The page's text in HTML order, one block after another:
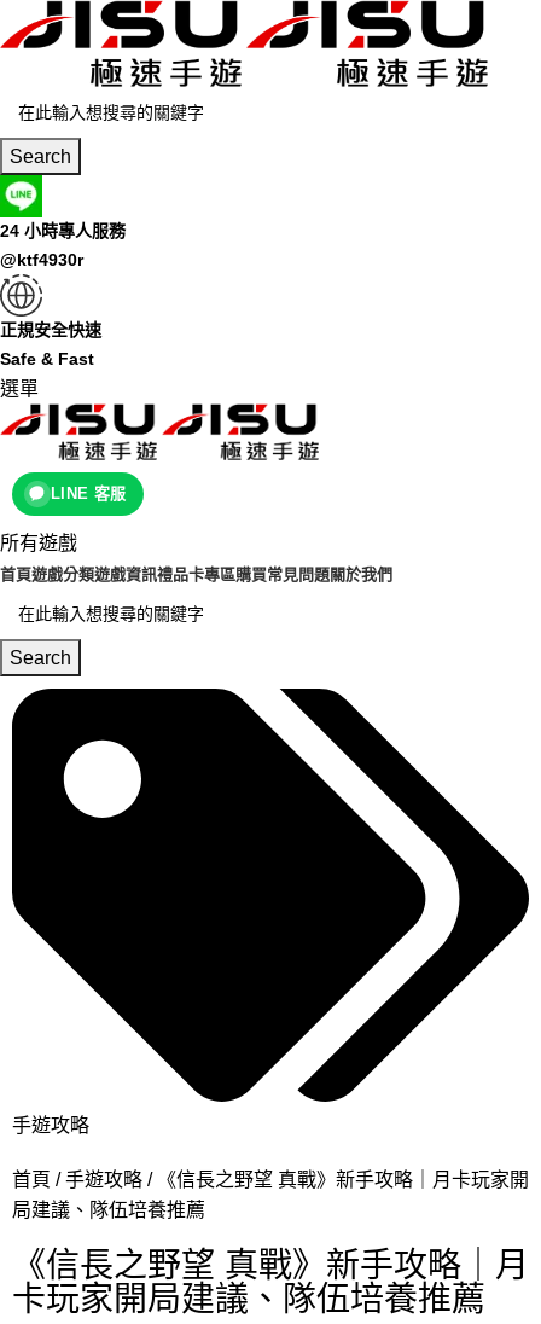
Search
24 小時專人服務
@ktf4930r
正規安全快速
Safe & Fast
選單
LINE 客服
所有遊戲
首頁遊戲分類遊戲資訊禮品卡專區購買常見問題關於我們
Search
手遊攻略
首頁 手遊攻略
《信長之野望 真戰》新手攻略｜月卡玩家開
局建議、隊伍培養推薦
《信長之野望 真戰》新手攻略｜月
卡玩家開局建議、隊伍培養推薦